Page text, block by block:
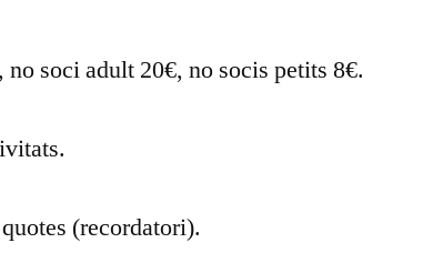
no soci adult 20€, no socis petits 8€.
(recordatori).